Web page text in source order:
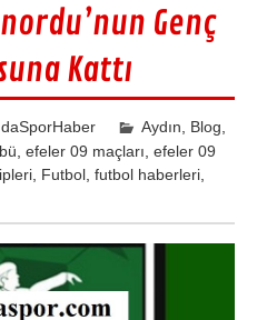
Genç
Kattı
Aydın Blog
,efeler 09 maçları ,efeler 09
Futbol ,futbol haberleri